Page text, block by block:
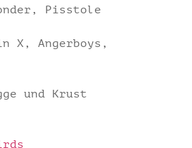
Pisstole
X, Angerboys,
und Krust